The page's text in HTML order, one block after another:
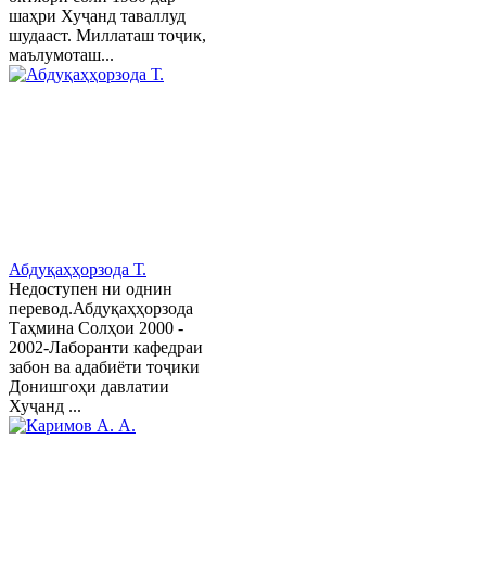
шаҳри Хуҷанд таваллуд
шудааст. Миллаташ тоҷик,
маълумоташ...
Абдуқаҳҳорзода Т.
Недоступен ни однин
перевод.Абдуқаҳҳорзода
Таҳмина Солҳои 2000 -
2002-Лаборанти кафедраи
забон ва адабиёти тоҷики
Донишгоҳи давлатии
Хуҷанд ...